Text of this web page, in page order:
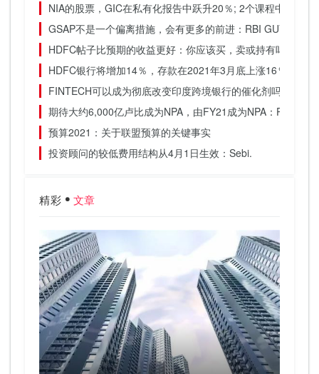
NIA的股票，GIC在私有化报告中跃升20％; 2个课程中44％
GSAP不是一个偏离措施，会有更多的前进：RBI GUV
HDFC帖子比预期的收益更好：你应该买，卖或持有吗？
HDFC银行将增加14％，存款在2021年3月底上涨16％
FINTECH可以成为彻底改变印度跨境银行的催化剂吗？
期待大约6,000亿卢比成为NPA，由FY21成为NPA：PNB.
预算2021：关于联盟预算的关键事实
投资顾问的较低费用结构从4月1日生效：Sebi.
精彩 文章